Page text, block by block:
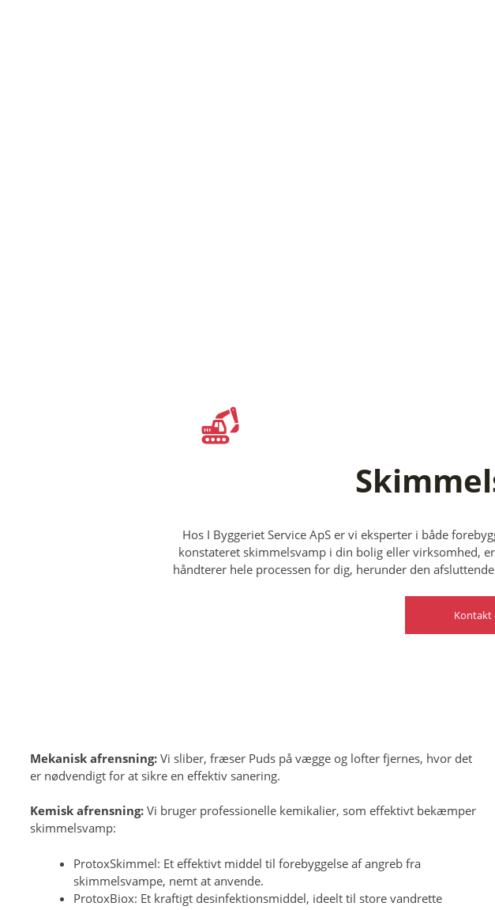
Hos I Byggeriet Service ApS er vi eksperter i både
konstateret skimmelsvamp i din bolig eller virksomhed,
håndterer hele processen for dig, herunder den
Kontakt
Mekanisk afrensning: Vi sliber, fræser Puds på vægge og lofter fjernes, hvor det
er nødvendigt for at sikre en effektiv sanering.
Kemisk afrensning: Vi bruger professionelle kemikalier, som effektivt bekæmper
skimmelsvamp:
ProtoxSkimmel: Et effektivt middel til forebyggelse af angreb fra
skimmelsvampe, nemt at anvende.
ProtoxBiox: Et kraftigt desinfektionsmiddel, ideelt til store vandrette